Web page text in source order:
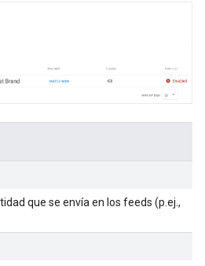
que se envía en los feeds (p.ej.,